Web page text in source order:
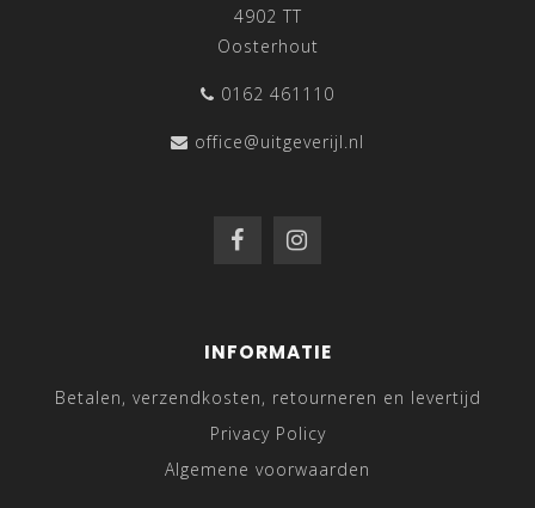
4902 TT
Oosterhout
0162 461110
office@uitgeverijl.nl
INFORMATIE
Betalen, verzendkosten, retourneren en levertijd
Privacy Policy
Algemene voorwaarden